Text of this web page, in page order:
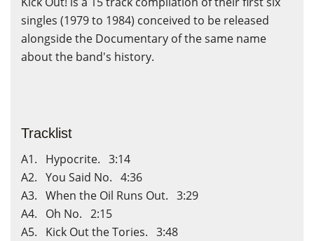
singles (1979 to 1984) conceived to be released
alongside the Documentary of the same name
about the band's history.
Tracklist
A1. Hypocrite. 3:14
A2. You Said No. 4:36
A3. When the Oil Runs Out. 3:29
A4. Oh No. 2:15
A5. Kick Out the Tories. 3:48